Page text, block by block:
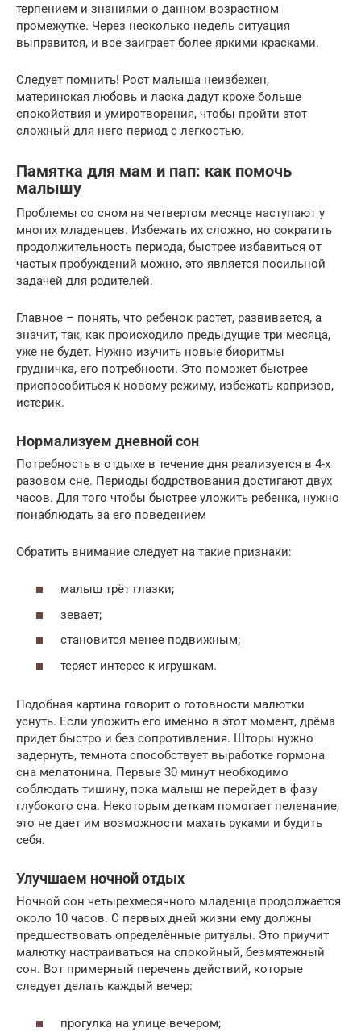
терпением и знаниями о данном возрастном
промежутке. Через несколько недель ситуация
выправится, и все заиграет более яркими красками.
Следует помнить! Рост малыша неизбежен,
материнская любовь и ласка дадут крохе больше
спокойствия и умиротворения, чтобы пройти этот
сложный для него период с легкостью.
Памятка для мам и пап: как помочь
малышу
Проблемы со сном на четвертом месяце наступают у
многих младенцев. Избежать их сложно, но сократить
продолжительность периода, быстрее избавиться от
частых пробуждений можно, это является посильной
задачей для родителей.
Главное – понять, что ребенок растет, развивается, а
значит, так, как происходило предыдущие три месяца,
уже не будет. Нужно изучить новые биоритмы
грудничка, его потребности. Это поможет быстрее
приспособиться к новому режиму, избежать капризов,
истерик.
Нормализуем дневной сон
Потребность в отдыхе в течение дня реализуется в 4-х
разовом сне. Периоды бодрствования достигают двух
часов. Для того чтобы быстрее уложить ребенка, нужно
понаблюдать за его поведением
Обратить внимание следует на такие признаки:
малыш трёт глазки;
зевает;
становится менее подвижным;
теряет интерес к игрушкам.
Подобная картина говорит о готовности малютки
уснуть. Если уложить его именно в этот момент, дрёма
придет быстро и без сопротивления. Шторы нужно
задернуть, темнота способствует выработке гормона
сна мелатонина. Первые 30 минут необходимо
соблюдать тишину, пока малыш не перейдет в фазу
глубокого сна. Некоторым деткам помогает пеленание,
это не дает им возможности махать руками и будить
себя.
Улучшаем ночной отдых
Ночной сон четырехмесячного младенца продолжается
около 10 часов. С первых дней жизни ему должны
предшествовать определённые ритуалы. Это приучит
малютку настраиваться на спокойный, безмятежный
сон. Вот примерный перечень действий, которые
следует делать каждый вечер:
прогулка на улице вечером;